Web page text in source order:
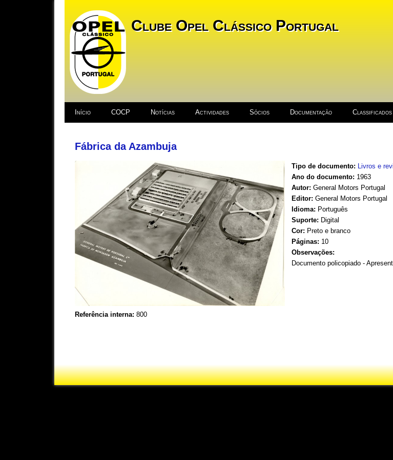
Clube Opel Clássico Portugal
Início COCP Notícias Actividades Sócios Documentação Classificados
Fábrica da Azambuja
Referência interna: 800
Tipo de documento: Livros e
Ano do documento: 1963
Autor:General Motors Portugal
Editor:General Motors Portugal
Idioma: Português
Suporte: Digital
Cor: Preto e branco
Páginas: 10
Observações:
Documento policopiado -